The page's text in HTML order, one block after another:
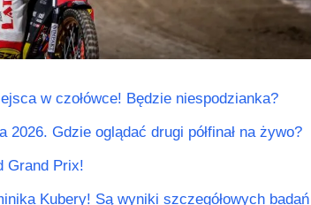
w czołówce! Będzie niespodzianka?
Gdzie oglądać drugi półfinał na żywo?
Grand Prix!
Kubery! Są wyniki szczegółowych badań